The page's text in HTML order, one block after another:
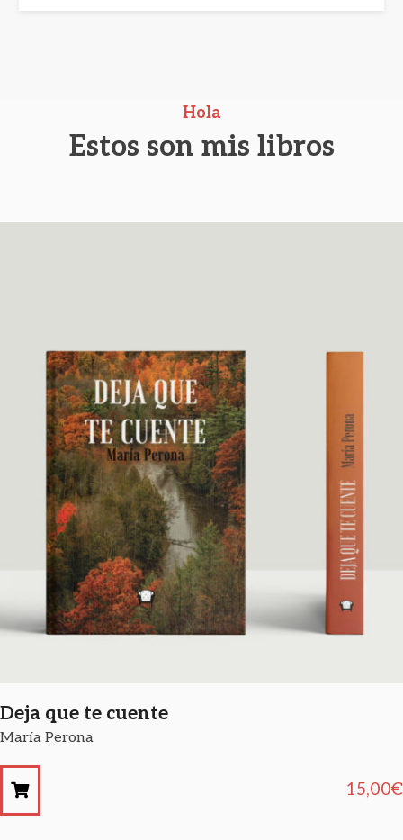
Hola
Estos son mis libros
Deja que te cuente
María Perona
15,00€